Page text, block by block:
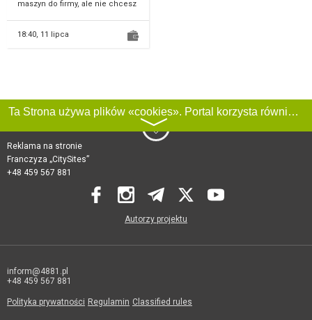
maszyn do firmy, ale nie chcesz
leasing...
18:40, 11 lipca
Ta Strona używa plików «cookies». Portal korzysta również z serwisu internetowego do zbierania danych technicznych o odwiedzających w celu uzyskania informacji marketingowych i statystycznych. Warunki przetwarzania danych odwiedzających Stronę, patrz:
〉
Reklama na stronie
Franczyza „CitySites”
+48 459 567 881
Autorzy projektu
inform@4881.pl
+48 459 567 881
Polityka prywatności Regulamin Classified rules